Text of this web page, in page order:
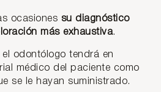
ocasiones su diagnóstico
más exhaustiva.
odontólogo tendrá en
médico del paciente como
se le hayan suministrado.